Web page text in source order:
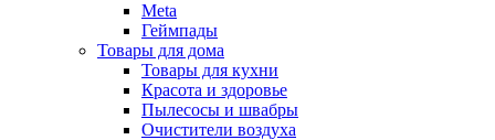
Meta
Геймпады
Товары для дома
Товары для кухни
Красота и здоровье
Пылесосы и швабры
Очистители воздуха